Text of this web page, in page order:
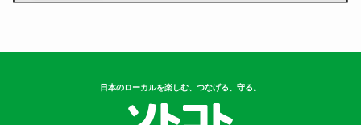
日本のローカルを楽しむ、つなげる、守る。